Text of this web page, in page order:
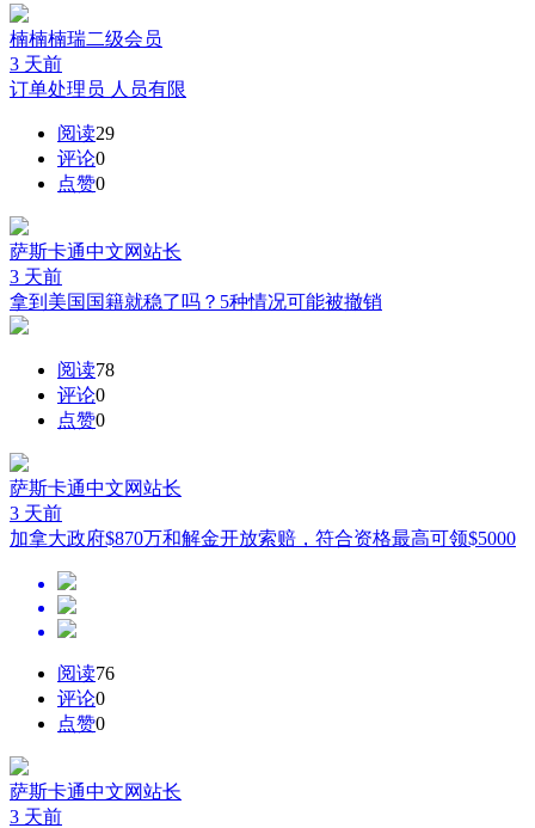
楠楠楠瑞二级会员
3 天前
订单处理员 人员有限
阅读29
评论0
点赞0
萨斯卡通中文网站长
3 天前
拿到美国国籍就稳了吗？5种情况可能被撤销
阅读78
评论0
点赞0
萨斯卡通中文网站长
3 天前
加拿大政府$870万和解金开放索赔，符合资格最高可领$5000
阅读76
评论0
点赞0
萨斯卡通中文网站长
3 天前